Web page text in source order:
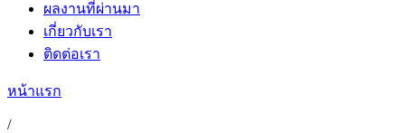
ผลงานที่ผ่านมา
เกี่ยวกับเรา
ติดต่อเรา
หน้าแรก
/